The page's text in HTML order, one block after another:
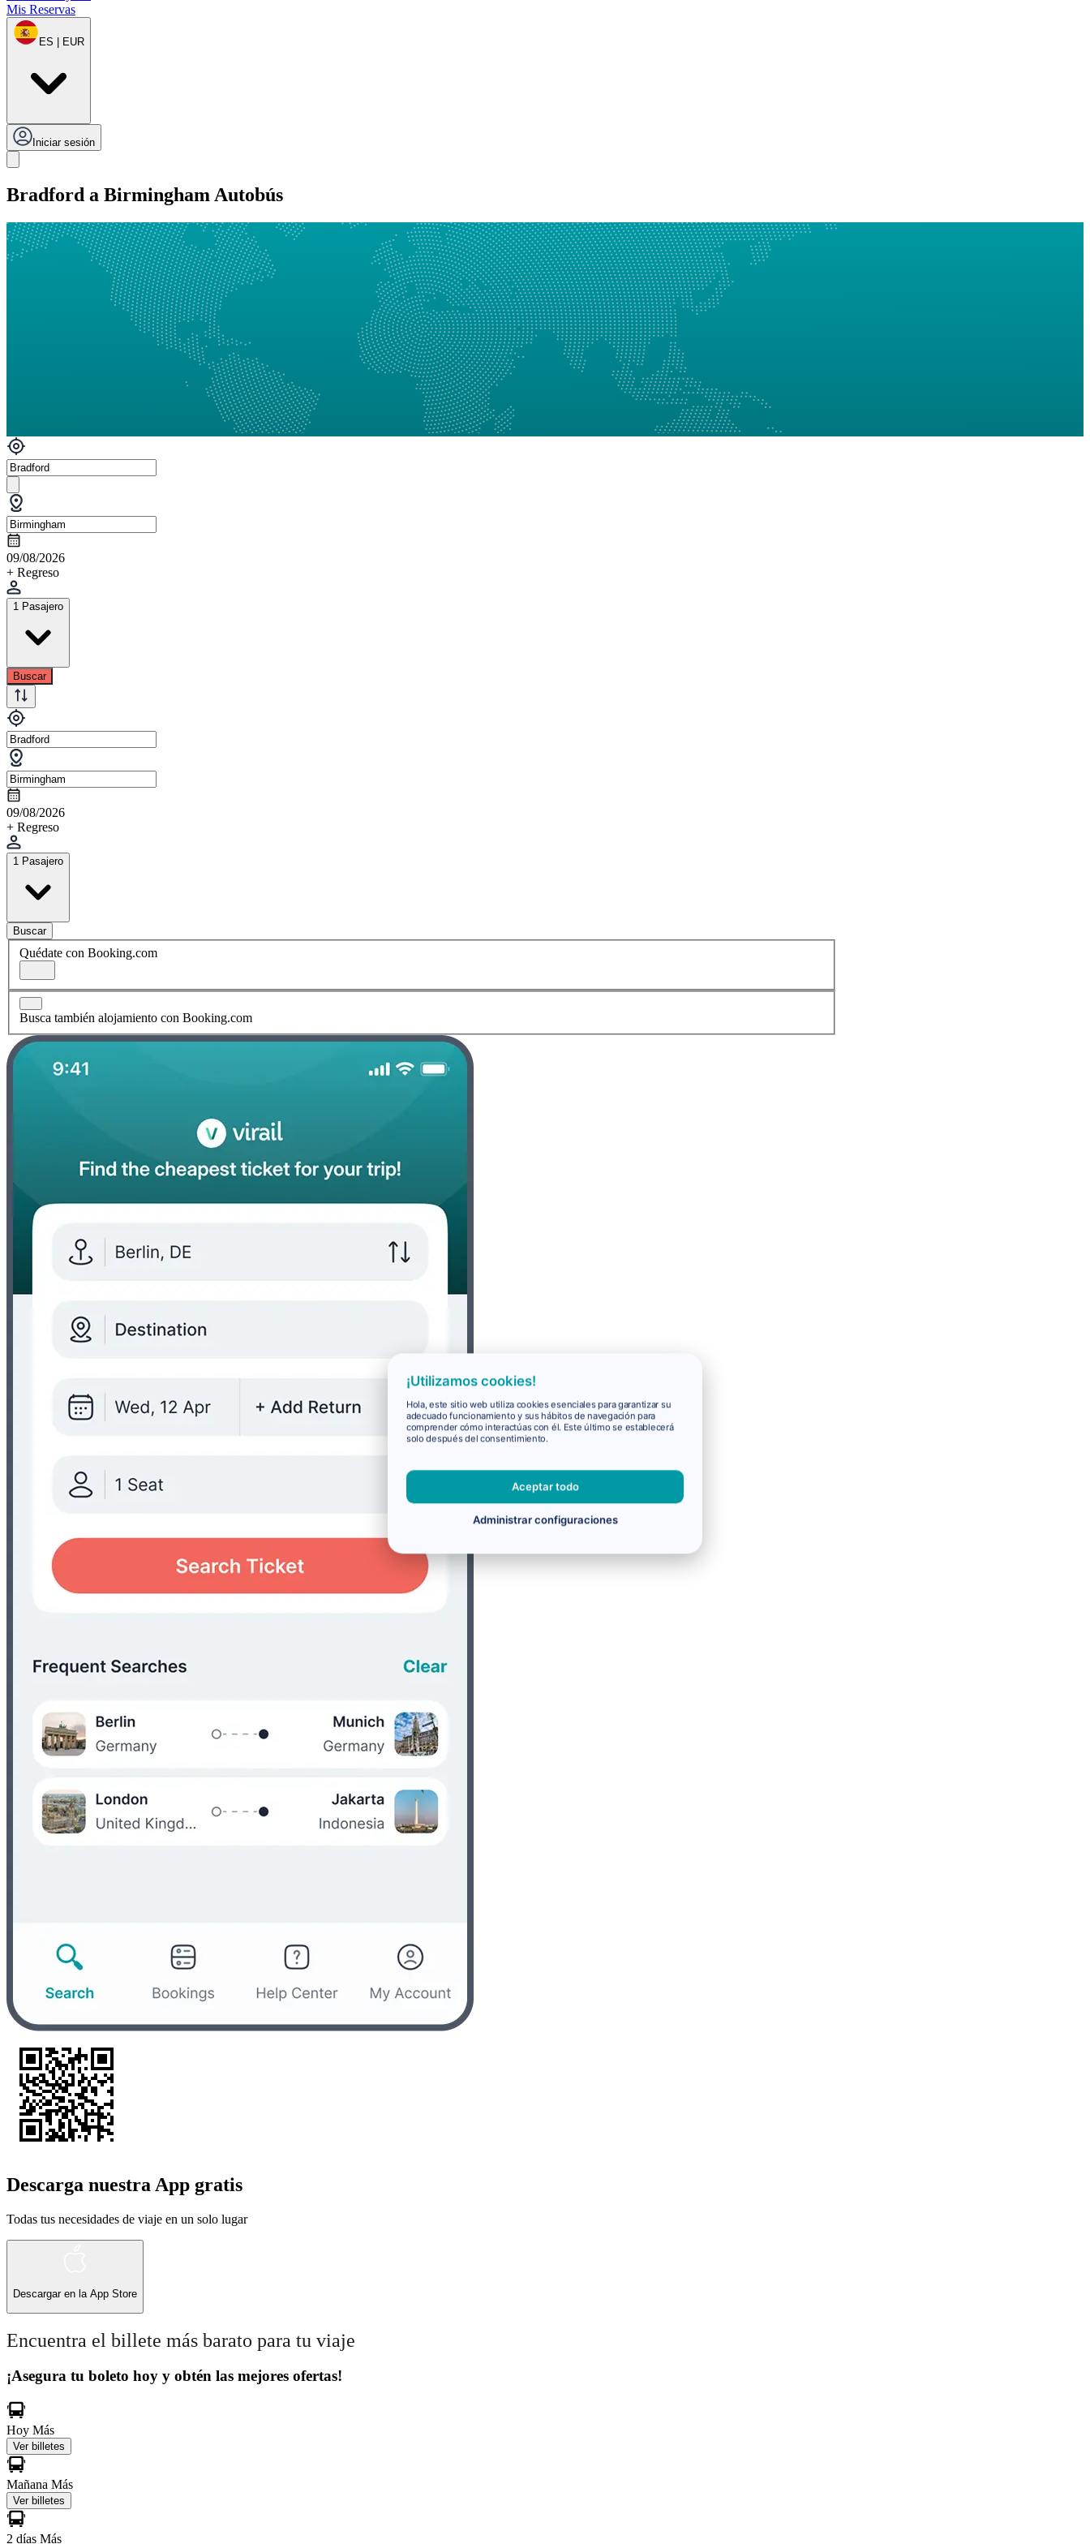
Mis Reservas
ES | EUR
Iniciar sesión
Bradford a Birmingham Autobús
09/08/2026
+ Regreso
1 Pasajero
Buscar
09/08/2026
+ Regreso
1 Pasajero
Buscar
Quédate con Booking.com
Busca también alojamiento con Booking.com
Descarga nuestra App gratis
Todas tus necesidades de viaje en un solo lugar
Descargar en la App Store
Encuentra el billete más barato para tu viaje
¡Asegura tu boleto hoy y obtén las mejores ofertas!
Hoy Más
Ver billetes
Mañana Más
Ver billetes
2 días Más
¡Utilizamos cookies!
Hola, este sitio web utiliza cookies esenciales para garantizar su
adecuado funcionamiento y sus hábitos de navegación para
comprender cómo interactúas con él. Este último se establecerá
solo después del consentimiento.
Aceptar todo
Administrar configuraciones